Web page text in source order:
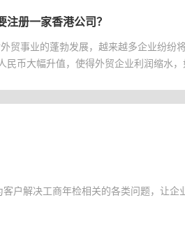
注册一家香港公司？
贸事业的蓬勃发展，越来越多企业纷纷
民币大幅升值，使得外贸企业利润缩水，
户解决工商年检相关的各类问题，让企